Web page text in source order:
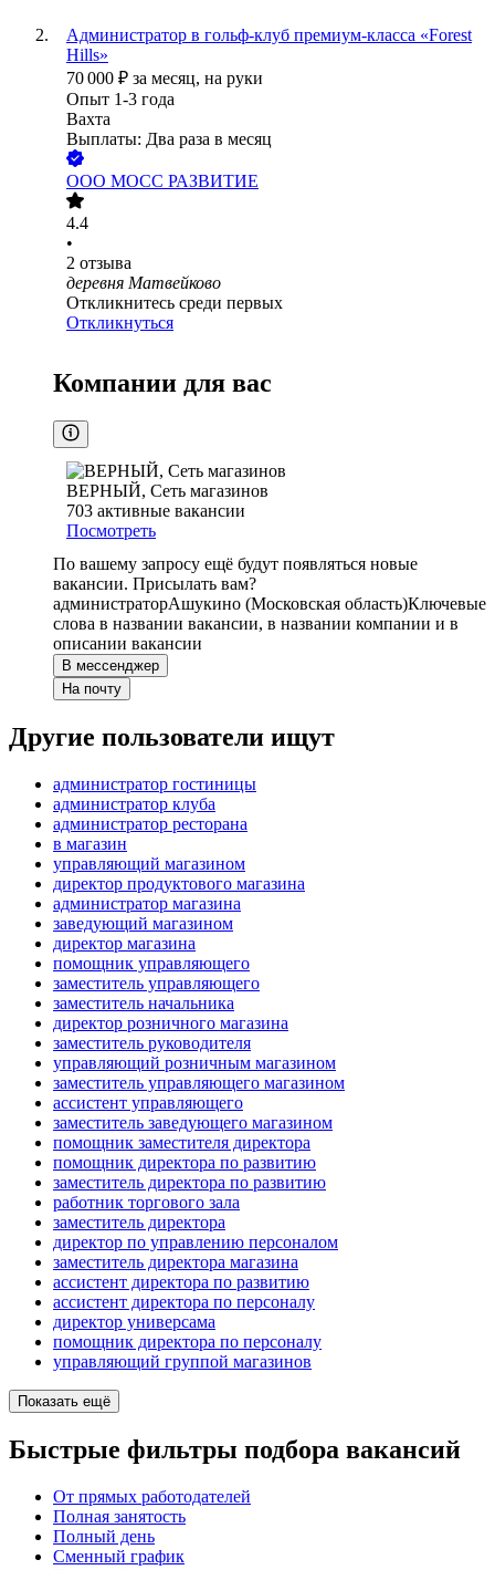
Администратор в гольф-клуб премиум-класса «Forest
Hills»
70 000 ₽ за месяц, на руки
Опыт 1-3 года
Вахта
Выплаты: Два раза в месяц
ООО МОСС РАЗВИТИЕ
4.4
•
2 отзыва
деревня Матвейково
Откликнитесь среди первых
Откликнуться
Компании для вас
ВЕРНЫЙ, Сеть магазинов
703 активные вакансии
Посмотреть
По вашему запросу ещё будут появляться новые
вакансии. Присылать вам?
администраторАшукино (Московская область)Ключевые
слова в названии вакансии, в названии компании и в
описании вакансии
В мессенджер
На почту
Другие пользователи ищут
администратор гостиницы
администратор клуба
администратор ресторана
в магазин
управляющий магазином
директор продуктового магазина
администратор магазина
заведующий магазином
директор магазина
помощник управляющего
заместитель управляющего
заместитель начальника
директор розничного магазина
заместитель руководителя
управляющий розничным магазином
заместитель управляющего магазином
ассистент управляющего
заместитель заведующего магазином
помощник заместителя директора
помощник директора по развитию
заместитель директора по развитию
работник торгового зала
заместитель директора
директор по управлению персоналом
заместитель директора магазина
ассистент директора по развитию
ассистент директора по персоналу
директор универсама
помощник директора по персоналу
управляющий группой магазинов
Показать ещё
Быстрые фильтры подбора вакансий
От прямых работодателей
Полная занятость
Полный день
Сменный график